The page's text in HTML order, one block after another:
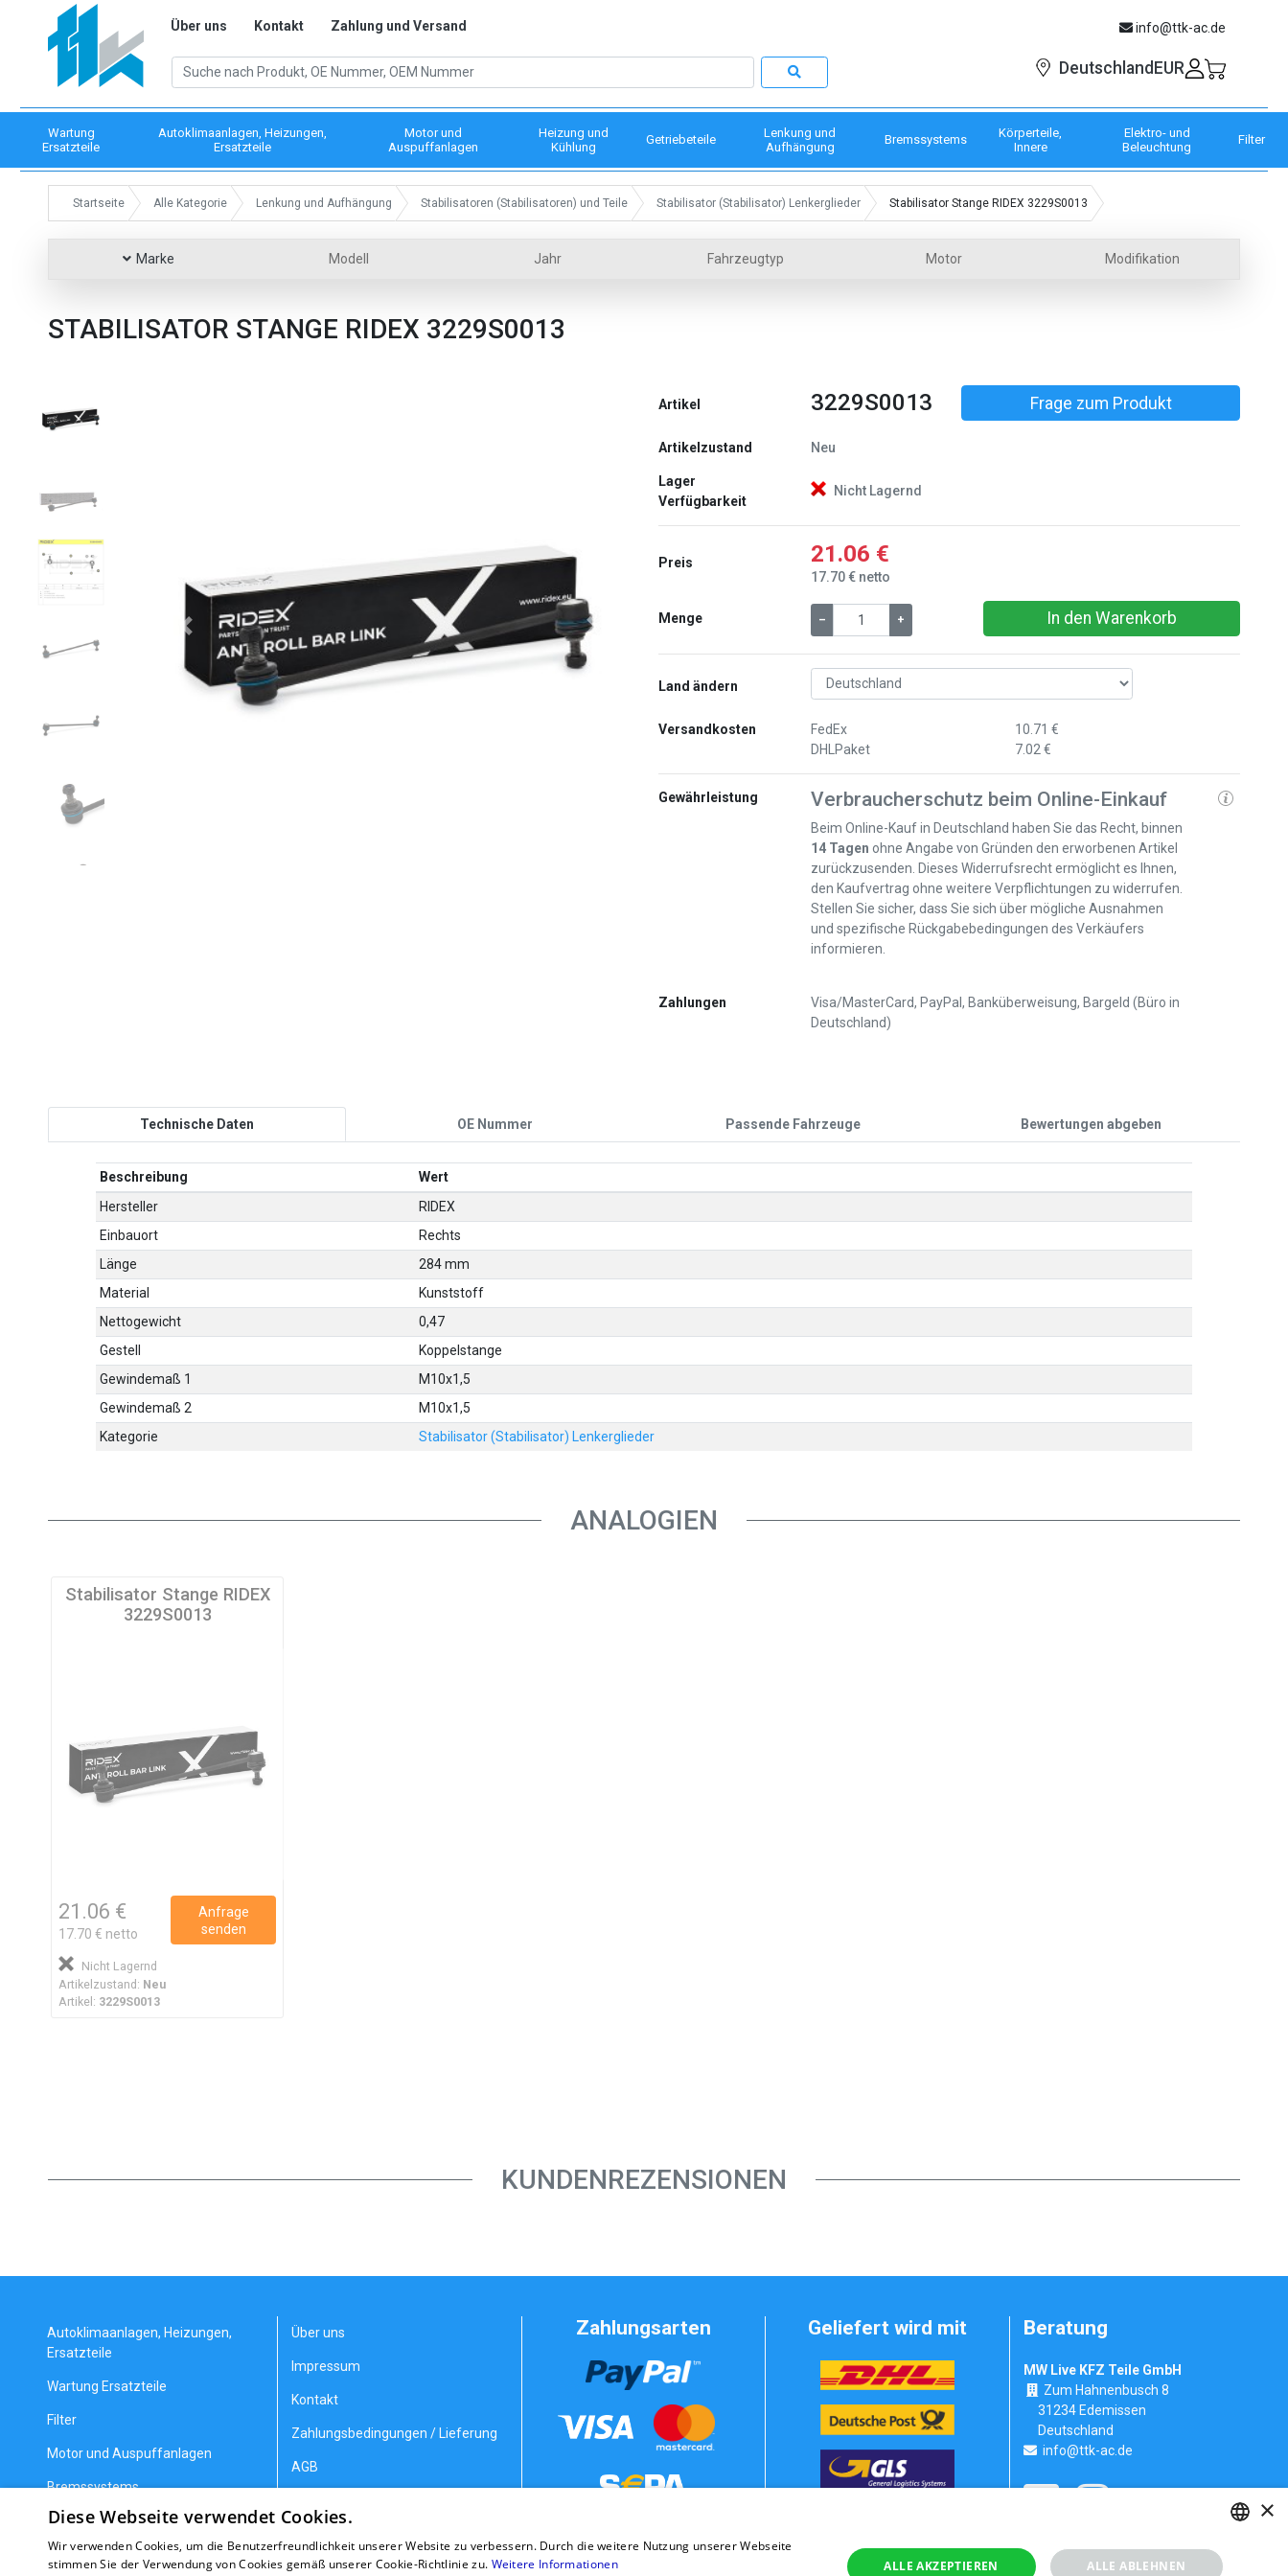
Über uns Kontakt Zahlung und Versand info@ttk-ac.de
Deutschland EUR
Wartung
Ersatzteile
Autoklimaanlagen, Heizungen,
Ersatzteile
Motor und
Auspuffanlagen
Heizung und
Kühlung
Getriebeteile
Lenkung und
Aufhängung
Bremssystems
Körperteile,
Innere
Elektro- und
Beleuchtung
Filter
Startseite Alle Kategorie Lenkung und Aufhängung Stabilisatoren (Stabilisatoren) und Teile Stabilisator (Stabilisator) Lenkerglieder Stabilisator Stange RIDEX 3229S0013
Marke Modell Jahr Fahrzeugtyp Motor Modifikation
STABILISATOR STANGE RIDEX 3229S0013
Zurück Weiter
Artikel 3229S0013 Frage zum Produkt
Artikelzustand Neu
Lager
Verfügbarkeit
Nicht Lagernd
Preis 21.06 €
17.70 € netto
Menge – + In den Warenkorb
Land ändern
Versandkosten
FedEx
DHLPaket
10.71 €
7.02 €
Gewährleistung Verbraucherschutz beim Online-Einkauf
Beim Online-Kauf in Deutschland haben Sie das Recht, binnen
14 Tagen ohne Angabe von Gründen den erworbenen Artikel
zurückzusenden. Dieses Widerrufsrecht ermöglicht es Ihnen,
den Kaufvertrag ohne weitere Verpflichtungen zu widerrufen.
Stellen Sie sicher, dass Sie sich über mögliche Ausnahmen
und spezifische Rückgabebedingungen des Verkäufers
informieren.
Zahlungen
Visa/MasterCard, PayPal, Banküberweisung, Bargeld (Büro in
Deutschland)
Technische Daten OE Nummer Passende Fahrzeuge Bewertungen abgeben
Beschreibung
Wert
Hersteller
RIDEX
Einbauort
Rechts
Länge
284 mm
Material
Kunststoff
Nettogewicht
0,47
Gestell
Koppelstange
Gewindemaß 1
M10x1,5
Gewindemaß 2
M10x1,5
Kategorie
Stabilisator (Stabilisator) Lenkerglieder
ANALOGIEN
Stabilisator Stange RIDEX
3229S0013
21.06 €
17.70 € netto
Anfrage
senden
Nicht Lagernd
Artikelzustand: Neu
Artikel: 3229S0013
KUNDENREZENSIONEN
Autoklimaanlagen, Heizungen,
Ersatzteile
Wartung Ersatzteile
Filter
Motor und Auspuffanlagen
Bremssystems
Lenkung und Aufhängung
Getriebeteile
Über uns
Impressum
Kontakt
Zahlungsbedingungen / Lieferung
AGB
Erstattung/Gewährleistung
Zahlungsarten Geliefert wird mit Beratung
MW Live KFZ Teile GmbH
Zum Hahnenbusch 8
31234 Edemissen
Deutschland
info@ttk-ac.de
GERMAN
×
Diese Webseite verwendet Cookies.
Wir verwenden Cookies, um die Benutzerfreundlichkeit unserer Website zu verbessern. Durch die weitere Nutzung unserer Webseite
stimmen Sie der Verwendung von Cookies gemäß unserer Cookie-Richtlinie zu. Weitere Informationen ALLE AKZEPTIEREN ALLE ABLEHNEN